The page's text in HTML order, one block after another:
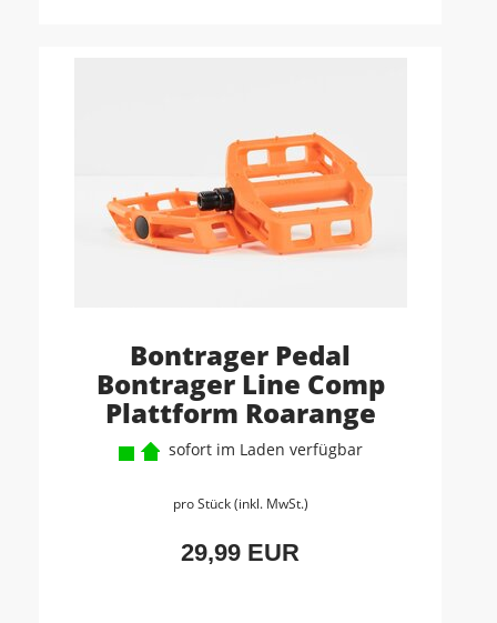
Bontrager Pedal
Bontrager Line Comp
Plattform Roarange
sofort im Laden verfügbar
pro Stück (inkl. MwSt.)
29,99 EUR